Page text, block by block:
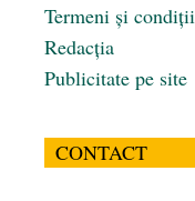
Termeni și condiții
Redacția
Publicitate pe site
CONTACT